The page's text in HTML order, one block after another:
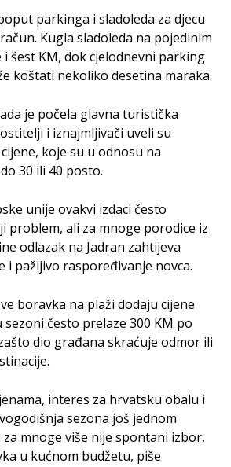
parkinga i sladoleda za djecu
Kugla sladoleda na pojedinim
i šest KM, dok cjelodnevni parking
koštati nekoliko desetina maraka.
je počela glavna turistička
i iznajmljivači uveli su
koje su u odnosu na
30 ili 40 posto.
unije ovakvi izdaci često
problem, ali za mnoge porodice iz
odlazak na Jadran zahtijeva
i pažljivo raspoređivanje novca.
boravka na plaži dodaju cijene
često prelaze 300 KM po
dio građana skraćuje odmor ili
interes za hrvatsku obalu i
sezona još jednom
mnoge više nije spontani izbor,
u kućnom budžetu, piše